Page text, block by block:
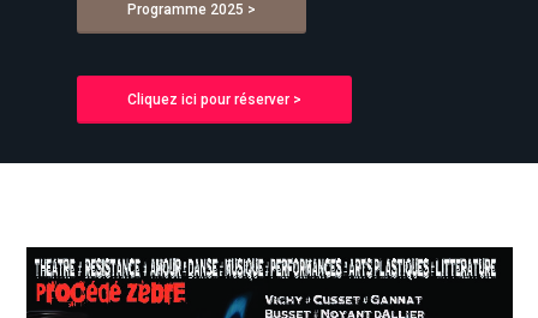
Programme 2025 >
Cliquez ici pour réserver >